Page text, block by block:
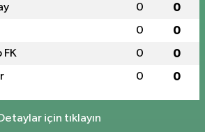
0 0
0 0
0 0
0 0
için tıklayın